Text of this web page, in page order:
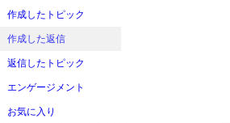
プ作成したトピック
作成した返信
返信したトピック
エンゲージメント
お気に入り